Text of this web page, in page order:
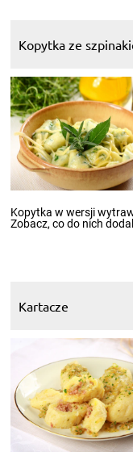
Kopytka ze
Kopytka w wersji
Zobacz, co do nich
Kartacze